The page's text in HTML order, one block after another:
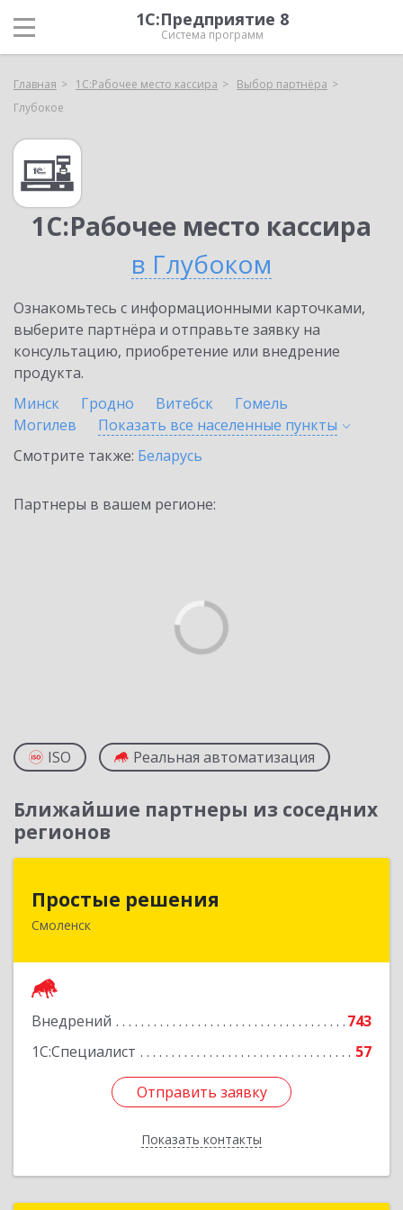
1С:Предприятие 8
Система программ
Главная 1С:Рабочее место кассира
Выбор партнёра
Глубокое
1С:Рабочее место кассира
в Глубоком
Ознакомьтесь с информационными карточками,
выберите партнёра и отправьте заявку на
консультацию, приобретение или внедрение
продукта.
Минск
Гродно Витебск
Гомель
Могилев
Показать все населенные пункты
Смотрите также: Беларусь
Партнеры в вашем регионе:
ISO Реальная автоматизация
Ближайшие партнеры из соседних
регионов
Простые решения
Смоленск
Внедрений
743
1С:Специалист
57
Отправить заявку
Показать контакты
214015, Смоленская обл, Смоленск г, Большая
Отправить заявку
Назад